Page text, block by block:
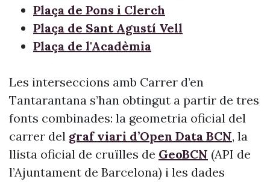
Plaça de Pons i Clerch
Plaça de Sant Agustí Vell
Plaça de l'Acadèmia
Les interseccions amb Carrer d’en
Tantarantana s’han obtingut a partir de tres
fonts combinades: la geometria oficial del
carrer del graf viari d’Open Data BCN, la
llista oficial de cruïlles de GeoBCN (API de
l’Ajuntament de Barcelona) i les dades